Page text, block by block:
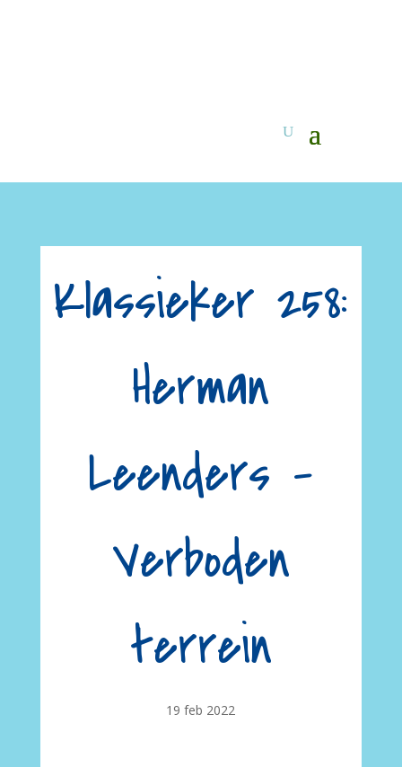
Klassieker 258:
Herman
Leenders –
Verboden
terrein
19 feb 2022